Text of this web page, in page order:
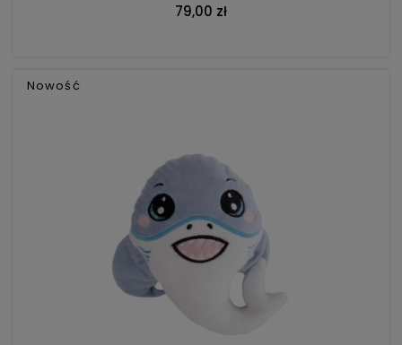
79,00 zł
Nowość